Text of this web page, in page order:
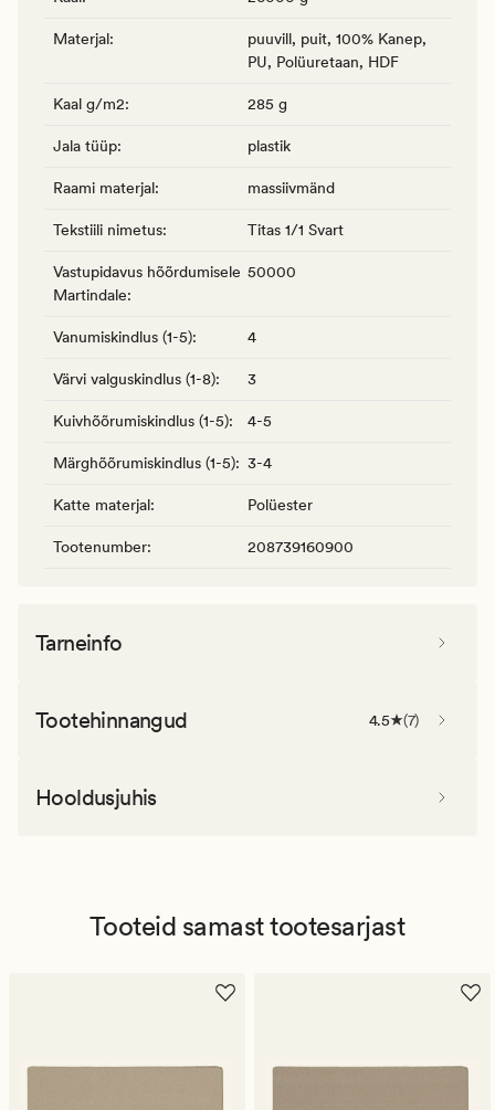
Materjal:
puuvill, puit, 100% Kanep,
PU, Polüuretaan, HDF
Kaal g/m2: 285 g
Jala tüüp: plastik
Raami materjal: massiivmänd
Tekstiili nimetus: Titas 1/1 Svart
Vastupidavus hõõrdumisele
Martindale:
50000
Vanumiskindlus (1-5): 4
Värvi valguskindlus (1-8): 3
Kuivhõõrumiskindlus (1-5): 4-5
Märghõõrumiskindlus (1-5): 3-4
Katte materjal: Polüester
Tootenumber: 208739160900
Tarneinfo
Tootehinnangud 4.5 (7)
Hooldusjuhis
Tooteid samast tootesarjast